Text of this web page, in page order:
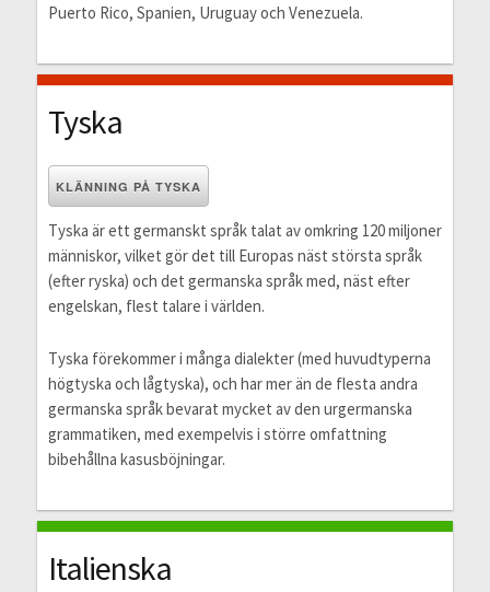
Puerto Rico, Spanien, Uruguay och Venezuela.
Tyska
KLÄNNING PÅ TYSKA
Tyska är ett germanskt språk talat av omkring 120 miljoner
människor, vilket gör det till Europas näst största språk
(efter ryska) och det germanska språk med, näst efter
engelskan, flest talare i världen.
Tyska förekommer i många dialekter (med huvudtyperna
högtyska och lågtyska), och har mer än de flesta andra
germanska språk bevarat mycket av den urgermanska
grammatiken, med exempelvis i större omfattning
bibehållna kasusböjningar.
Italienska